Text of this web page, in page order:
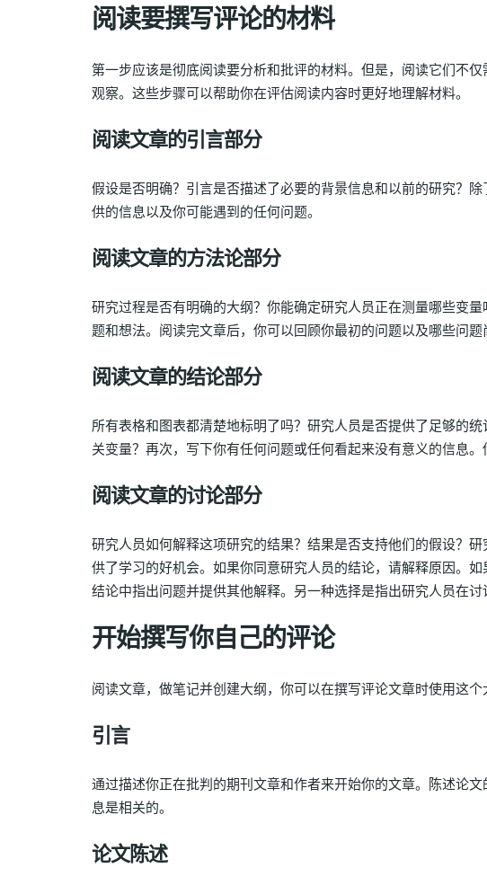
阅读要撰写评论的材料
第一步应该是彻底阅读要分析和批评的材料。但是，阅读它们不
观察。这些步骤可以帮助你在评估阅读内容时更好地理解材料。
阅读文章的引言部分
假设是否明确？引言是否描述了必要的背景信息和以前的研究？
供的信息以及你可能遇到的任何问题。
阅读文章的方法论部分
研究过程是否有明确的大纲？你能确定研究人员正在测量哪些变
题和想法。阅读完文章后，你可以回顾你最初的问题以及哪些问题
阅读文章的结论部分
所有表格和图表都清楚地标明了吗？研究人员是否提供了足够的
关变量？再次，写下你有任何问题或任何看起来没有意义的信息。
阅读文章的讨论部分
研究人员如何解释这项研究的结果？结果是否支持他们的假设？
供了学习的好机会。如果你同意研究人员的结论，请解释原因。
结论中指出问题并提供其他解释。另一种选择是指出研究人员在讨
开始撰写你自己的评论
阅读文章，做笔记并创建大纲，你可以在撰写评论文章时使用这
引言
通过描述你正在批判的期刊文章和作者来开始你的文章。陈述论
息是相关的。
论文陈述